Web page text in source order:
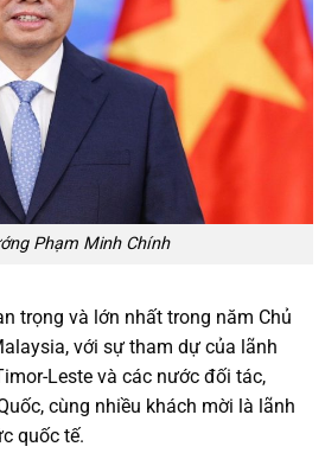
Phạm Minh Chính
trọng và lớn nhất trong năm Chủ
với sự tham dự của lãnh
Leste và các nước đối tác,
cùng nhiều khách mời là lãnh
quốc tế.